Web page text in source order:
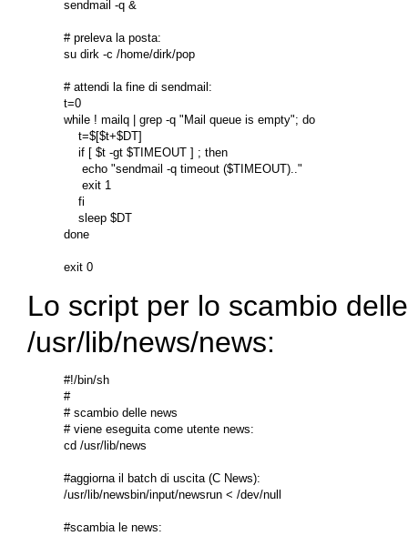
sendmail -q &
# preleva la posta:
su dirk -c /home/dirk/pop
# attendi la fine di sendmail:
t=0
while ! mailq | grep -q "Mail queue is empty"; do
    t=$[$t+$DT]
    if [ $t -gt $TIMEOUT ] ; then
     echo "sendmail -q timeout ($TIMEOUT).."
     exit 1
    fi
    sleep $DT
done
Lo script per lo scambio
/usr/lib/news/news:
#!/bin/sh
#
# scambio delle news
# viene eseguita come utente news:
cd /usr/lib/news
#aggiorna il batch di uscita (C News):
/usr/lib/newsbin/input/newsrun < /dev/null
#scambia le news: